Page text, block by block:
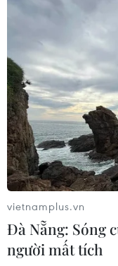
Theo dõi VietnamPlus
TIN LIÊN
vietnamplus.vn
Đà Nẵng: Sóng
người mất tích